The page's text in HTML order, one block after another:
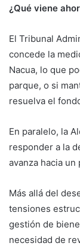
¿Qué viene
El Tribunal
concede la
Nacua, lo que
parque, o si
resuelva el
En paralelo, la
responder a la
avanza hacia
Más allá del
tensiones
gestión de
necesidad de